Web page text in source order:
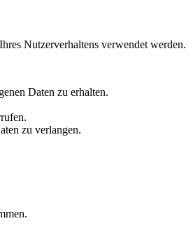
Nutzerverhaltens verwendet werden.
Daten zu erhalten.
zu verlangen.